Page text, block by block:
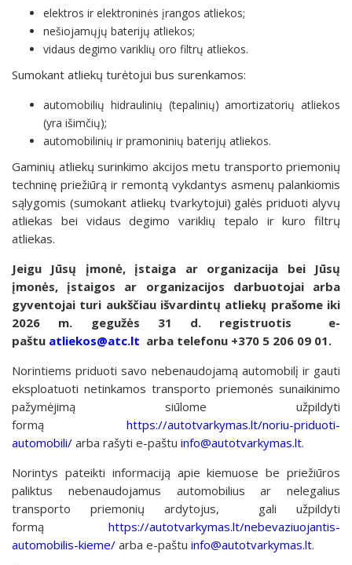
elektros ir elektroninės įrangos atliekos;
nešiojamųjų baterijų atliekos;
vidaus degimo variklių oro filtrų atliekos.
Sumokant atliekų turėtojui bus surenkamos:
automobilių hidraulinių (tepalinių) amortizatorių atliekos
(yra išimčių);
automobilinių ir pramoninių baterijų atliekos.
Gaminių atliekų surinkimo akcijos metu transporto priemonių
techninę priežiūrą ir remontą vykdantys asmenų palankiomis
sąlygomis (sumokant atliekų tvarkytojui) galės priduoti alyvų
atliekas bei vidaus degimo variklių tepalo ir kuro filtrų
atliekas.
Jeigu Jūsų įmonė, įstaiga ar organizacija bei Jūsų
įmonės, įstaigos ar organizacijos darbuotojai arba
gyventojai turi aukščiau išvardintų atliekų prašome iki
2026 m. gegužės 31 d. registruotis e-
paštu atliekos@atc.lt arba telefonu +370 5 206 09 01.
Norintiems priduoti savo nebenaudojamą automobilį ir gauti
eksploatuoti netinkamos transporto priemonės sunaikinimo
pažymėjimą siūlome užpildyti
formą https://autotvarkymas.lt/noriu-priduoti-
automobili/ arba rašyti e-paštu info@autotvarkymas.lt.
Norintys pateikti informaciją apie kiemuose be priežiūros
paliktus nebenaudojamus automobilius ar nelegalius
transporto priemonių ardytojus, gali užpildyti
formą https://autotvarkymas.lt/nebevaziuojantis-
automobilis-kieme/ arba e-paštu info@autotvarkymas.lt.